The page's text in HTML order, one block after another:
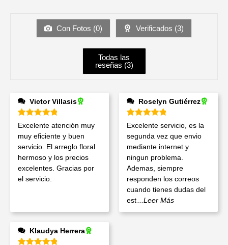
Con Fotos (0) Verificados (3)
Todas las
reseñas (3)
Victor Villasis
Valorado en5de 5
Excelente atención muy
muy eficiente y buen
servicio. El arreglo floral
hermoso y los precios
excelentes. Gracias por
el servicio.
Roselyn Gutiérrez
Valorado en 5de 5
Excelente servicio, es la
segunda vez que envio
mediante internet y
ningun problema.
Ademas, siempre
responden los correos
cuando tienes dudas del
est...Leer Más
Klaudya Herrera